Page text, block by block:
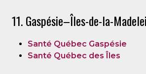
11. Gaspésie–Îles-de-la-
Santé Québec Gaspésie
Santé Québec des Îles